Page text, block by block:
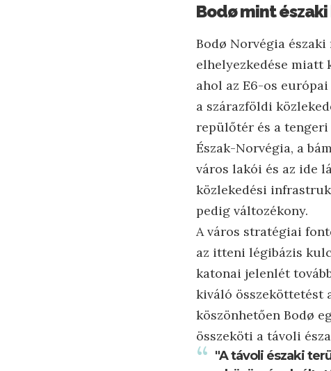
Bodø mint
Bodø Norvégia
elhelyezkedése miatt
ahol az E6-os
a szárazföldi
repülőtér és a tengeri
Észak-Norvégia, a
város lakói és az ide
közlekedési
pedig változékony.
A város stratégiai
az itteni légibázis
katonai jelenlét
kiváló összeköttetést
köszönhetően Bodø
összeköti a távoli
"A távoli északi